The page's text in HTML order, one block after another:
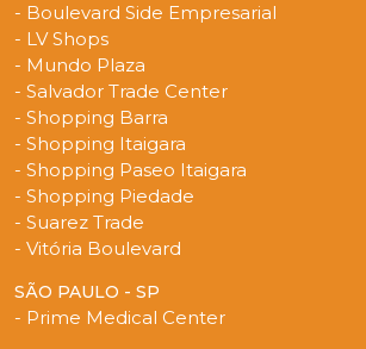
- Boulevard Side Empresarial
- LV Shops
- Mundo Plaza
- Salvador Trade Center
- Shopping Barra
- Shopping Itaigara
- Shopping Paseo Itaigara
- Shopping Piedade
- Suarez Trade
- Vitória Boulevard
SÃO PAULO - SP
- Prime Medical Center